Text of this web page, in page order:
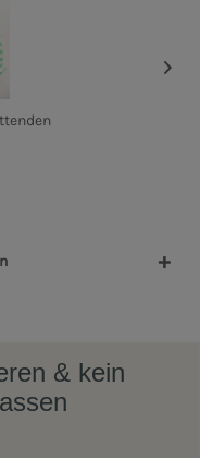
& kein